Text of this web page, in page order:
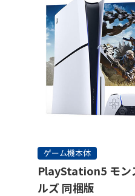
ゲーム機本体
PlayStation5 モン
ルズ 同梱版